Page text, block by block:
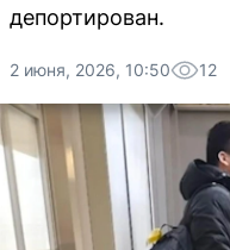
депортирован.
2 июня, 2026, 10:50 12